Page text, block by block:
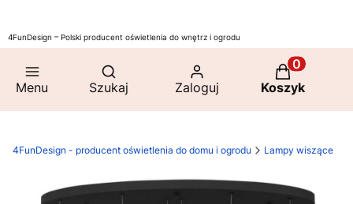
4FunDesign – Polski producent oświetlenia do wnętrz i ogrodu
Menu
Otwórz wyszukiwarkę
Szukaj Zaloguj
Produkty
Koszyk
4FunDesign - producent oświetlenia do domu i ogrodu Lampy wiszące